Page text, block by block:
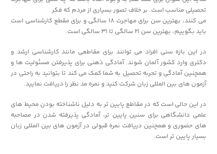
تحصیلی مناسب است. بر خلاف تصور بسیاری از مردم که فکر
می کنند، بهترین سن برای مهاجرت ۱۸ سالگی و برای مقطع کارشناسی است
باید بگوییم، بهترین سن ۲۱ سالگی تا ۳۱ سالگی است.
در این بازه سنی افراد می توانند برای مقاطعی مانند کارشناسی ارشد و
دکتری وارد کشور آلمان شوند. آمادگی ذهنی برای پذیرفتن مسئولیت ها و
همچنین آمادگی و تجربه تحصیل به شما کمک می کند تا بتوانید به راحتی در
آزمون های بین المللی زبان شرکت کنید و نمره مد نظر را دریافت نمایید.
در این حالی است که در مقاطع پایین تر به دلیل ناشناخته بودن محیط های
علمی دانشگاهی برای سنین پایین تر، آمادگی پذیرفته شدن در مصاحبه
های حضوری و همچنین دریافت نمره قبولی در آزمون های بین المللی زبان
بسیار پایین تر است.